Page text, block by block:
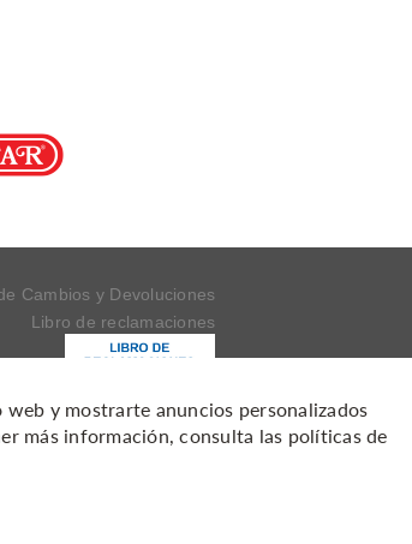
Cambios y Devoluciones
Libro de reclamaciones
de datos personales
y mostrarte anuncios personalizados
más información, consulta las políticas de